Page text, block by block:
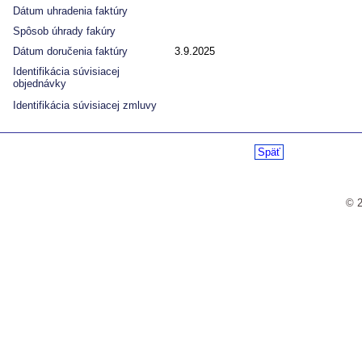
Dátum uhradenia faktúry
Spôsob úhrady fakúry
Dátum doručenia faktúry
3.9.2025
Identifikácia súvisiacej
objednávky
Identifikácia súvisiacej zmluvy
Späť
©